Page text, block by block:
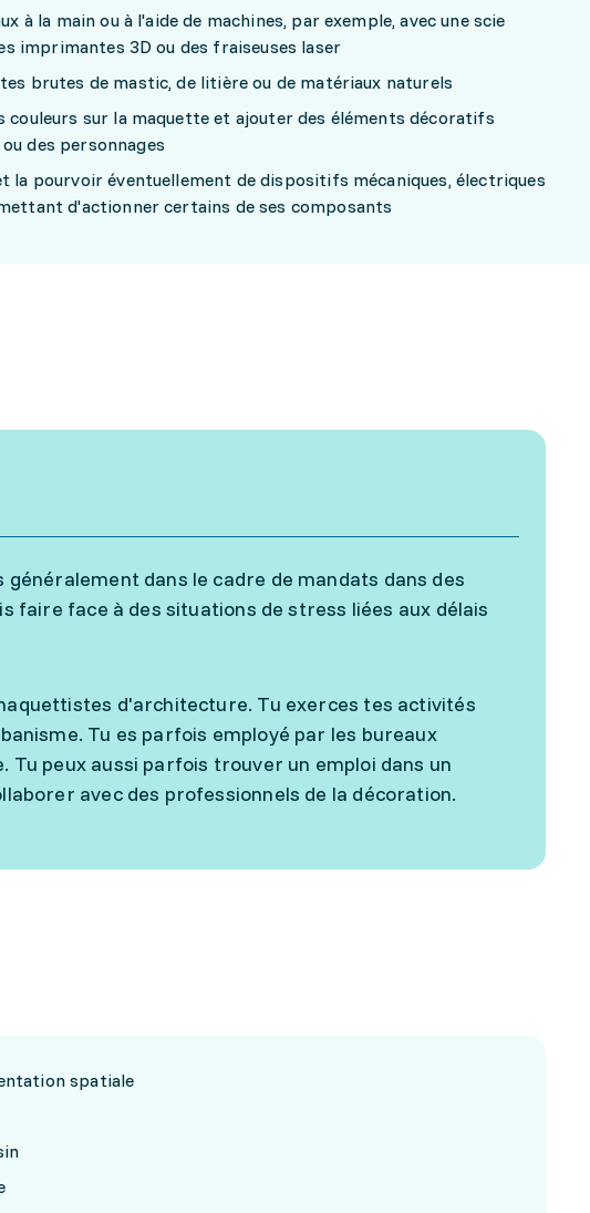
à la main ou à l'aide de machines, par exemple, avec une scie
imprimantes 3D ou des fraiseuses laser
brutes de mastic, de litière ou de matériaux naturels
sur la maquette et ajouter des éléments décoratifs
des personnages
la pourvoir éventuellement de dispositifs mécaniques, électriques
d'actionner certains de ses composants
dans le cadre de mandats dans des
faire face à des situations de stress liées aux délais
d'architecture. Tu exerces tes activités
Tu es parfois employé par les bureaux
peux aussi parfois trouver un emploi dans un
avec des professionnels de la décoration.
spatiale